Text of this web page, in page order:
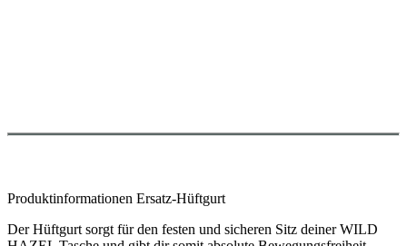
Produktinformationen Ersatz-Hüftgurt
Der Hüftgurt sorgt für den festen und sicheren Sitz deiner WILD